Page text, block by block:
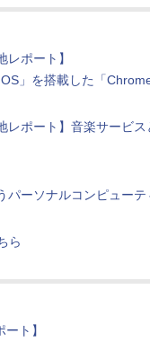
レポート】
」を搭載した「
レポート】音楽サービ
パーソナルコンピューテ
ら
ート】